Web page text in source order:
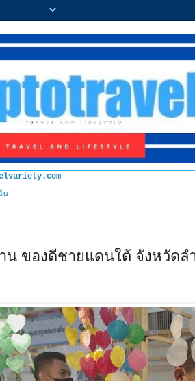
น
น ของดีชายแดนใต้ จังหวัด